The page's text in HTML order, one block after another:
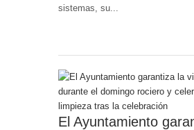
sistemas, su...
El Ayuntamiento